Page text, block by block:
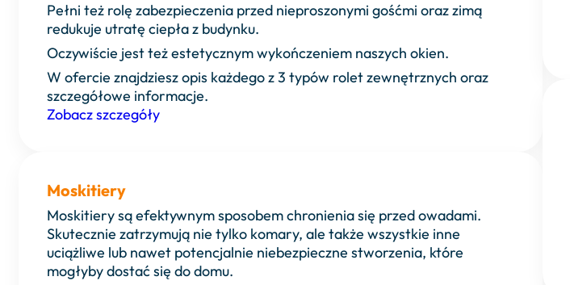
Pełni też rolę zabezpieczenia przed nieproszonymi gośćmi oraz zimą
redukuje utratę ciepła z budynku.
Oczywiście jest też estetycznym wykończeniem naszych okien.
W ofercie znajdziesz opis każdego z 3 typów rolet zewnętrznych oraz
szczegółowe informacje.
Zobacz szczegóły
Moskitiery
Moskitiery są efektywnym sposobem chronienia się przed owadami.
Skutecznie zatrzymują nie tylko komary, ale także wszystkie inne
uciążliwe lub nawet potencjalnie niebezpieczne stworzenia, które
mogłyby dostać się do domu.